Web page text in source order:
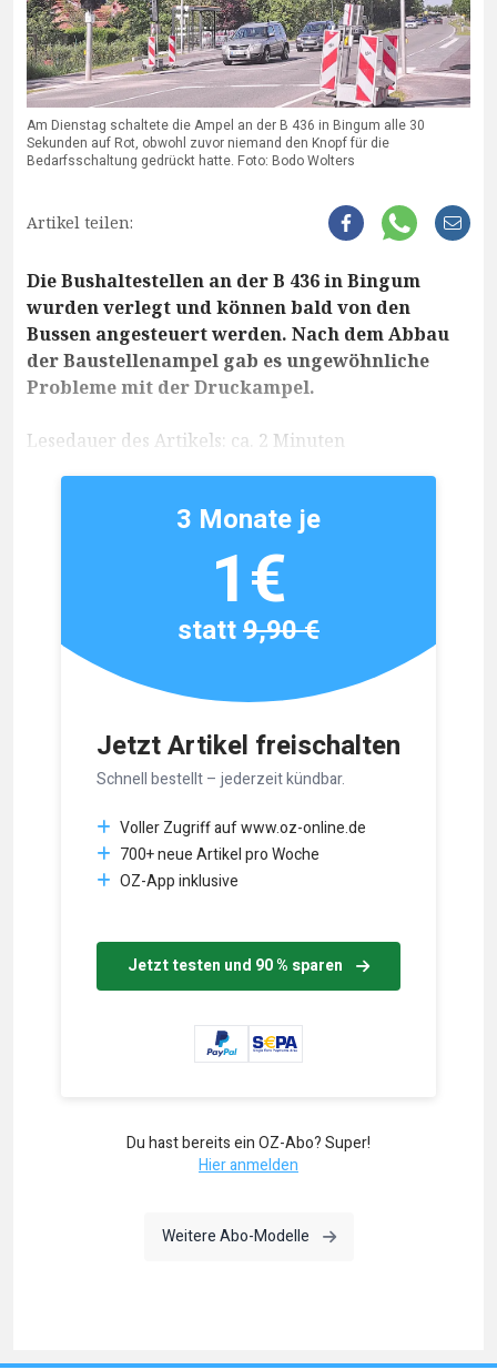
Am Dienstag schaltete die Ampel an der B 436 in Bingum alle 30
Sekunden auf Rot, obwohl zuvor niemand den Knopf für die
Bedarfsschaltung gedrückt hatte. Foto: Bodo Wolters
Artikel teilen:
Die Bushaltestellen an der B 436 in Bingum
wurden verlegt und können bald von den
Bussen angesteuert werden. Nach dem Abbau
der Baustellenampel gab es ungewöhnliche
Probleme mit der Druckampel.
Lesedauer des Artikels: ca. 2 Minuten
Jetzt Artikel freischalten
Schnell bestellt – jederzeit kündbar.
Voller Zugriff auf www.oz-online.de
700+ neue Artikel pro Woche
OZ-App inklusive
Jetzt testen und 90 % sparen
3 Monate je
1€
statt9,90 €
Du hast bereits ein OZ-Abo? Super!
Hier anmelden
Weitere Abo-Modelle